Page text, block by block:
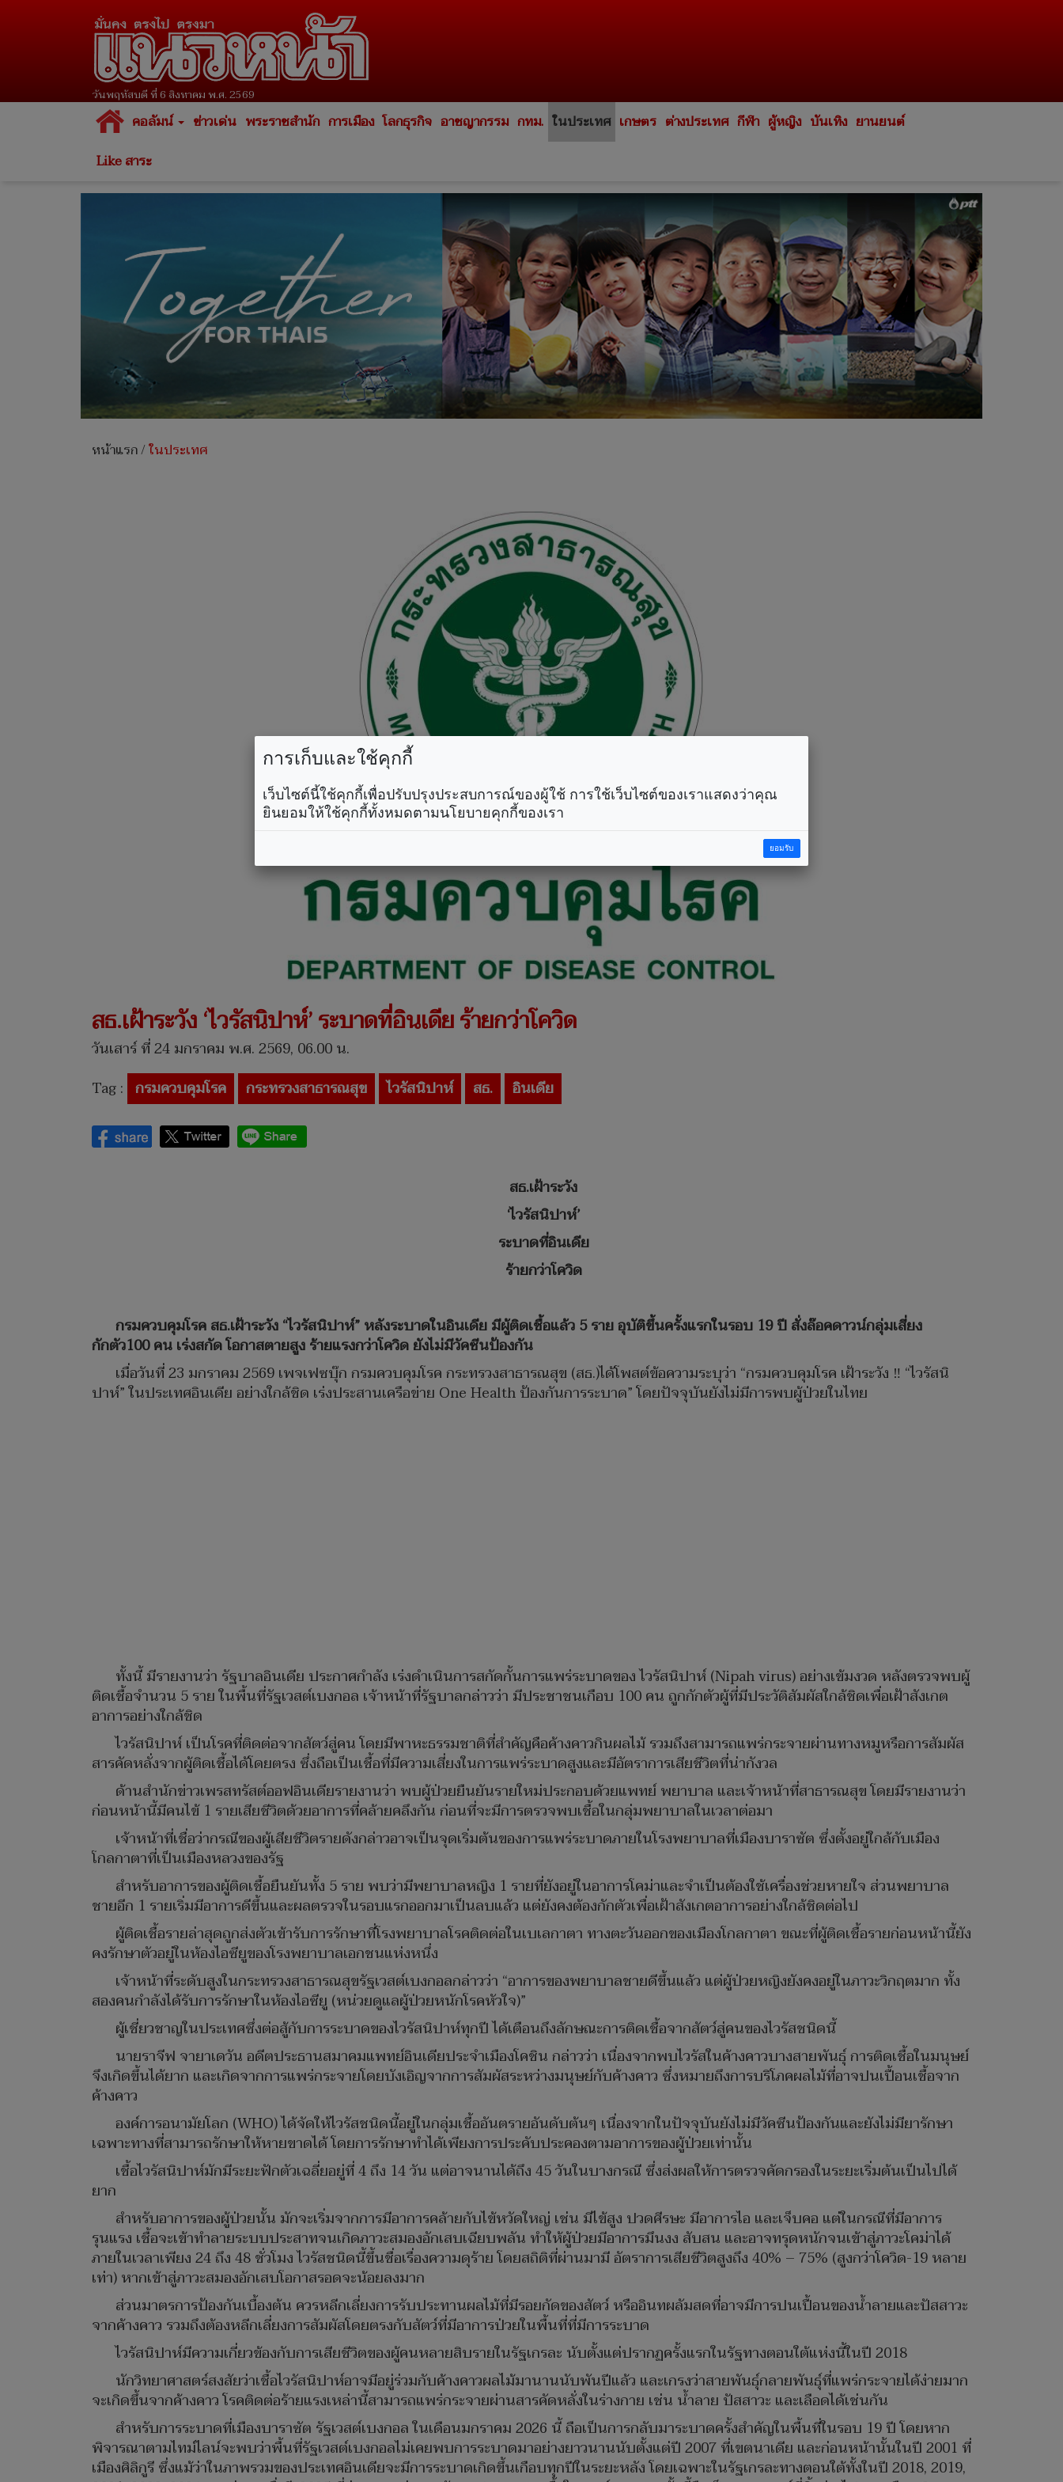
วันพฤหัสบดี ที่ 6 สิงหาคม พ.ศ. 2569
คอลัมน์ ข่าวเด่น พระราชสำนัก การเมือง โลกธุรกิจ อาชญากรรม กทม. ในประเทศ เกษตร ต่างประเทศ กีฬา ผู้หญิง บันเทิง ยานยนต์
Like สาระ
หน้าแรก/ในประเทศ
สธ.เฝ้าระวัง ‘ไวรัสนิปาห์’ ระบาดที่อินเดีย ร้ายกว่าโควิด
วันเสาร์ ที่ 24 มกราคม พ.ศ. 2569, 06.00 น.
Tag : กรมควบคุมโรค กระทรวงสาธารณสุข ไวรัสนิปาห์ สธ. อินเดีย
สธ.เฝ้าระวัง
‘ไวรัสนิปาห์’
ระบาดที่อินเดีย
ร้ายกว่าโควิด
กรมควบคุมโรค สธ.เฝ้าระวัง “ไวรัสนิปาห์” หลังระบาดในอินเดีย มีผู้ติดเชื้อแล้ว 5 ราย อุบัติขึ้นครั้งแรกในรอบ 19 ปี สั่งล๊อคดาวน์กลุ่มเสี่ยง
กักตัว100 คน เร่งสกัด โอกาสตายสูง ร้ายแรงกว่าโควิด ยังไม่มีวัคซีนป้องกัน
เมื่อวันที่ 23 มกราคม 2569 เพจเฟซบุ๊ก กรมควบคุมโรค กระทรวงสาธารณสุข (สธ.)ได้โพสต์ข้อความระบุว่า “กรมควบคุมโรค เฝ้าระวัง ‼ “ไวรัสนิ
ปาห์” ในประเทศอินเดีย อย่างใกล้ชิด เร่งประสานเครือข่าย One Health ป้องกันการระบาด” โดยปัจจุบันยังไม่มีการพบผู้ป่วยในไทย
ทั้งนี้ มีรายงานว่า รัฐบาลอินเดีย ประกาศกำลัง เร่งดำเนินการสกัดกั้นการแพร่ระบาดของ ไวรัสนิปาห์ (Nipah virus) อย่างเข้มงวด หลังตรวจพบผู้
ติดเชื้อจำนวน 5 ราย ในพื้นที่รัฐเวสต์เบงกอล เจ้าหน้าที่รัฐบาลกล่าวว่า มีประชาชนเกือบ 100 คน ถูกกักตัวผู้ที่มีประวัติสัมผัสใกล้ชิดเพื่อเฝ้าสังเกต
อาการอย่างใกล้ชิด
ไวรัสนิปาห์ เป็นโรคที่ติดต่อจากสัตว์สู่คน โดยมีพาหะธรรมชาติที่สำคัญคือค้างคาวกินผลไม้ รวมถึงสามารถแพร่กระจายผ่านทางหมูหรือการสัมผัส
สารคัดหลั่งจากผู้ติดเชื้อได้โดยตรง ซึ่งถือเป็นเชื้อที่มีความเสี่ยงในการแพร่ระบาดสูงและมีอัตราการเสียชีวิตที่น่ากังวล
ด้านสำนักข่าวเพรสทรัสต์ออฟอินเดียรายงานว่า พบผู้ป่วยยืนยันรายใหม่ประกอบด้วยแพทย์ พยาบาล และเจ้าหน้าที่สาธารณสุข โดยมีรายงานว่า
ก่อนหน้านี้มีคนไข้ 1 รายเสียชีวิตด้วยอาการที่คล้ายคลึงกัน ก่อนที่จะมีการตรวจพบเชื้อในกลุ่มพยาบาลในเวลาต่อมา
เจ้าหน้าที่เชื่อว่ากรณีของผู้เสียชีวิตรายดังกล่าวอาจเป็นจุดเริ่มต้นของการแพร่ระบาดภายในโรงพยาบาลที่เมืองบาราซัต ซึ่งตั้งอยู่ใกล้กับเมือง
โกลกาตาที่เป็นเมืองหลวงของรัฐ
สำหรับอาการของผู้ติดเชื้อยืนยันทั้ง 5 ราย พบว่ามีพยาบาลหญิง 1 รายที่ยังอยู่ในอาการโคม่าและจำเป็นต้องใช้เครื่องช่วยหายใจ ส่วนพยาบาล
ชายอีก 1 รายเริ่มมีอาการดีขึ้นและผลตรวจในรอบแรกออกมาเป็นลบแล้ว แต่ยังคงต้องกักตัวเพื่อเฝ้าสังเกตอาการอย่างใกล้ชิดต่อไป
ผู้ติดเชื้อรายล่าสุดถูกส่งตัวเข้ารับการรักษาที่โรงพยาบาลโรคติดต่อในเบเลกาตา ทางตะวันออกของเมืองโกลกาตา ขณะที่ผู้ติดเชื้อรายก่อนหน้านี้ยัง
คงรักษาตัวอยู่ในห้องไอซียูของโรงพยาบาลเอกชนแห่งหนึ่ง
เจ้าหน้าที่ระดับสูงในกระทรวงสาธารณสุขรัฐเวสต์เบงกอลกล่าวว่า “อาการของพยาบาลชายดีขึ้นแล้ว แต่ผู้ป่วยหญิงยังคงอยู่ในภาวะวิกฤตมาก ทั้ง
สองคนกำลังได้รับการรักษาในห้องไอซียู (หน่วยดูแลผู้ป่วยหนักโรคหัวใจ)”
ผู้เชี่ยวชาญในประเทศซึ่งต่อสู้กับการระบาดของไวรัสนิปาห์ทุกปี ได้เตือนถึงลักษณะการติดเชื้อจากสัตว์สู่คนของไวรัสชนิดนี้
นายราจีฟ จายาเดวัน อดีตประธานสมาคมแพทย์อินเดียประจำเมืองโคชิน กล่าวว่า เนื่องจากพบไวรัสในค้างคาวบางสายพันธุ์ การติดเชื้อในมนุษย์
จึงเกิดขึ้นได้ยาก และเกิดจากการแพร่กระจายโดยบังเอิญจากการสัมผัสระหว่างมนุษย์กับค้างคาว ซึ่งหมายถึงการบริโภคผลไม้ที่อาจปนเปื้อนเชื้อจาก
ค้างคาว
องค์การอนามัยโลก (WHO) ได้จัดให้ไวรัสชนิดนี้อยู่ในกลุ่มเชื้ออันตรายอันดับต้นๆ เนื่องจากในปัจจุบันยังไม่มีวัคซีนป้องกันและยังไม่มียารักษา
เฉพาะทางที่สามารถรักษาให้หายขาดได้ โดยการรักษาทำได้เพียงการประคับประคองตามอาการของผู้ป่วยเท่านั้น
เชื้อไวรัสนิปาห์มักมีระยะฟักตัวเฉลี่ยอยู่ที่ 4 ถึง 14 วัน แต่อาจนานได้ถึง 45 วันในบางกรณี ซึ่งส่งผลให้การตรวจคัดกรองในระยะเริ่มต้นเป็นไปได้
ยาก
สำหรับอาการของผู้ป่วยนั้น มักจะเริ่มจากการมีอาการคล้ายกับไข้หวัดใหญ่ เช่น มีไข้สูง ปวดศีรษะ มีอาการไอ และเจ็บคอ แต่ในกรณีที่มีอาการ
รุนแรง เชื้อจะเข้าทำลายระบบประสาทจนเกิดภาวะสมองอักเสบเฉียบพลัน ทำให้ผู้ป่วยมีอาการมึนงง สับสน และอาจทรุดหนักจนเข้าสู่ภาวะโคม่าได้
ภายในเวลาเพียง 24 ถึง 48 ชั่วโมง ไวรัสชนิดนี้ขึ้นชื่อเรื่องความดุร้าย โดยสถิติที่ผ่านมามี อัตราการเสียชีวิตสูงถึง 40% – 75% (สูงกว่าโควิด-19 หลาย
เท่า) หากเข้าสู่ภาวะสมองอักเสบโอกาสรอดจะน้อยลงมาก
ส่วนมาตรการป้องกันเบื้องต้น ควรหลีกเลี่ยงการรับประทานผลไม้ที่มีรอยกัดของสัตว์ หรืออินทผลัมสดที่อาจมีการปนเปื้อนของน้ำลายและปัสสาวะ
จากค้างคาว รวมถึงต้องหลีกเลี่ยงการสัมผัสโดยตรงกับสัตว์ที่มีอาการป่วยในพื้นที่ที่มีการระบาด
ไวรัสนิปาห์มีความเกี่ยวข้องกับการเสียชีวิตของผู้คนหลายสิบรายในรัฐเกรละ นับตั้งแต่ปรากฏครั้งแรกในรัฐทางตอนใต้แห่งนี้ในปี 2018
นักวิทยาศาสตร์สงสัยว่าเชื้อไวรัสนิปาห์อาจมีอยู่ร่วมกับค้างคาวผลไม้มานานนับพันปีแล้ว และเกรงว่าสายพันธุ์กลายพันธุ์ที่แพร่กระจายได้ง่ายมาก
จะเกิดขึ้นจากค้างคาว โรคติดต่อร้ายแรงเหล่านี้สามารถแพร่กระจายผ่านสารคัดหลั่งในร่างกาย เช่น น้ำลาย ปัสสาวะ และเลือดได้เช่นกัน
สำหรับการระบาดที่เมืองบาราซัต รัฐเวสต์เบงกอล ในเดือนมกราคม 2026 นี้ ถือเป็นการกลับมาระบาดครั้งสำคัญในพื้นที่ในรอบ 19 ปี โดยหาก
พิจารณาตามไทม์ไลน์จะพบว่าพื้นที่รัฐเวสต์เบงกอลไม่เคยพบการระบาดมาอย่างยาวนานนับตั้งแต่ปี 2007 ที่เขตนาเดีย และก่อนหน้านั้นในปี 2001 ที่
เมืองศิลิกูรี ซึ่งแม้ว่าในภาพรวมของประเทศอินเดียจะมีการระบาดเกิดขึ้นเกือบทุกปีในระยะหลัง โดยเฉพาะในรัฐเกรละทางตอนใต้ทั้งในปี 2018, 2019,
การเก็บและใช้คุกกี้
เว็บไซต์นี้ใช้คุกกี้เพื่อปรับปรุงประสบการณ์ของผู้ใช้ การใช้เว็บไซต์ของเราแสดงว่าคุณ
ยินยอมให้ใช้คุกกี้ทั้งหมดตามนโยบายคุกกี้ของเรา
ยอมรับ